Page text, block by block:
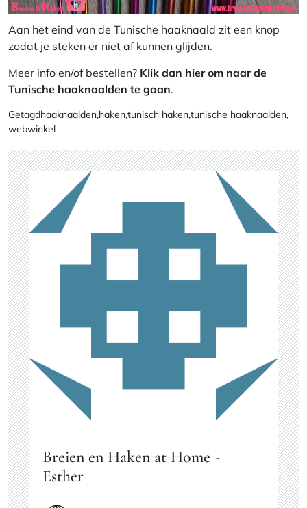
Aan het eind van de Tunische haaknaald zit een knop
zodat je steken er niet af kunnen glijden.
Meer info en/of bestellen? Klik dan hier om naar de
Tunische haaknaalden te gaan.
Getagdhaaknaalden,haken,tunisch haken,tunische haaknaalden,
webwinkel
Breien en Haken at Home -
Esther